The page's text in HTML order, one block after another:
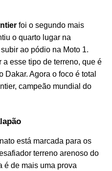
foi o segundo mais
o quarto lugar na
ao pódio na Moto 1.
a esse tipo de terreno, que é
Dakar. Agora o foco é total
campeão mundial do
está marcada para os
terreno arenoso do
é de mais uma prova